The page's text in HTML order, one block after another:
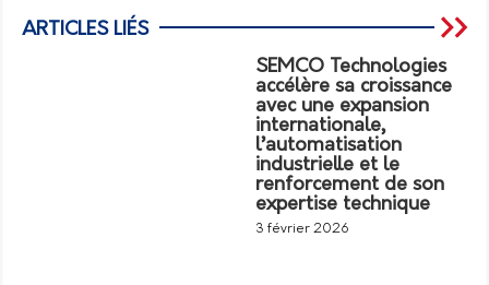
ARTICLES LIÉS
SEMCO Technologies
accélère sa croissance
avec une expansion
internationale,
l’automatisation
industrielle et le
renforcement de son
expertise technique
3 février 2026